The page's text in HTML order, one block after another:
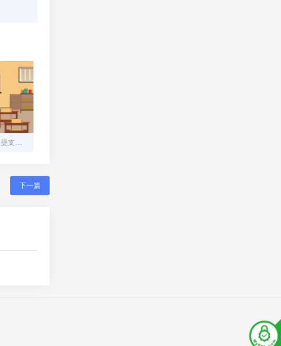
首信易支付——安全便捷支付助手
下一篇